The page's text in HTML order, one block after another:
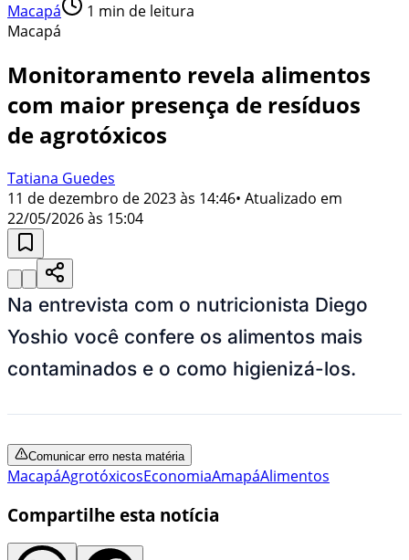
Macapá 1 min de leitura
Macapá
Monitoramento revela alimentos
com maior presença de resíduos
de agrotóxicos
Tatiana Guedes
11 de dezembro de 2023 às 14:46• Atualizado em
22/05/2026 às 15:04
Na entrevista com o nutricionista Diego
Yoshio você confere os alimentos mais
contaminados e o como higienizá-los.
Comunicar erro nesta matéria
MacapáAgrotóxicosEconomiaAmapáAlimentos
Compartilhe esta notícia